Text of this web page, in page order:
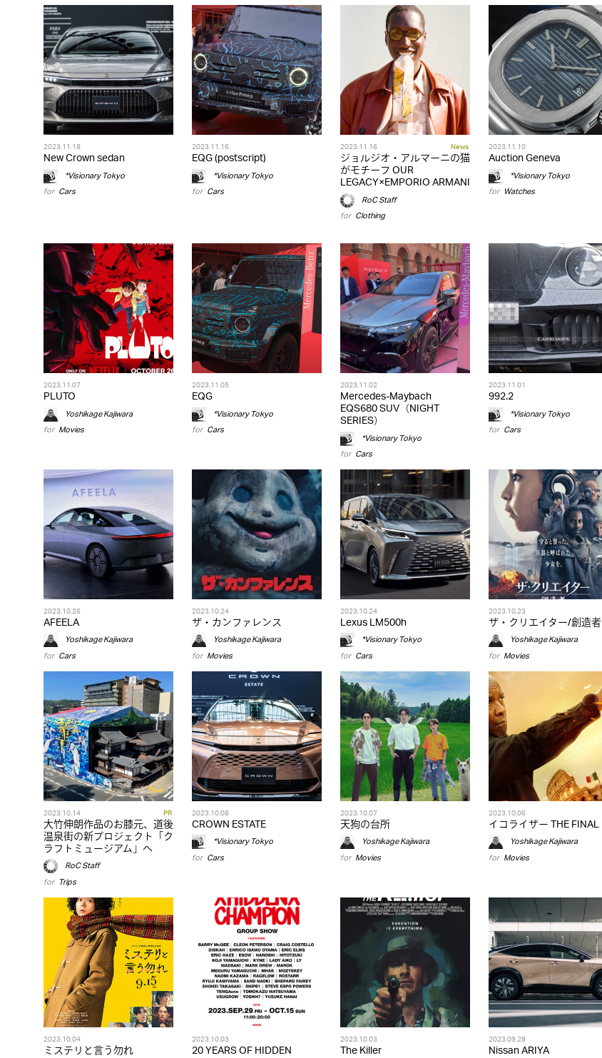
2023.11.18
New Crown sedan
*Visionary Tokyo
for Cars
2023.11.16
EQG (postscript)
*Visionary Tokyo
for Cars
2023.11.16 News
ジョルジオ・アルマーニの猫
がモチーフ OUR
LEGACY×EMPORIO ARMANI
RoC Staff
for Clothing
2023.11.10
Auction Geneva
*Visionary Tokyo
for Watches
2023.11.07
PLUTO
Yoshikage Kajiwara
for Movies
2023.11.05
EQG
*Visionary Tokyo
for Cars
2023.11.02
Mercedes-Maybach
EQS680 SUV（NIGHT
SERIES）
*Visionary Tokyo
for Cars
2023.11.01
992.2
*Visionary Tokyo
for Cars
2023.10.26
AFEELA
Yoshikage Kajiwara
for Cars
2023.10.24
ザ・カンファレンス
Yoshikage Kajiwara
for Movies
2023.10.24
Lexus LM500h
*Visionary Tokyo
for Cars
2023.10.23
ザ・クリエイター/創造者
Yoshikage Kajiwara
for Movies
2023.10.14 PR
大竹伸朗作品のお膝元、道後
温泉街の新プロジェクト「ク
ラフトミュージアム」へ
RoC Staff
for Trips
2023.10.08
CROWN ESTATE
*Visionary Tokyo
for Cars
2023.10.07
天狗の台所
Yoshikage Kajiwara
for Movies
2023.10.06
イコライザー THE FINAL
Yoshikage Kajiwara
for Movies
2023.10.04
ミステリと言う勿れ
2023.10.03
20 YEARS OF HIDDEN
2023.10.03
The Killer
2023.09.28
Nissan ARIYA